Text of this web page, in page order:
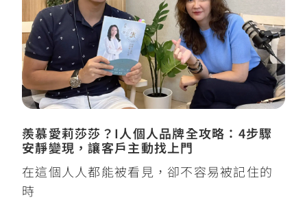
羨慕愛莉莎莎？I人個人品牌全攻略：4步驟
安靜變現，讓客戶主動找上門
在這個人人都能被看見，卻不容易被記住的
時